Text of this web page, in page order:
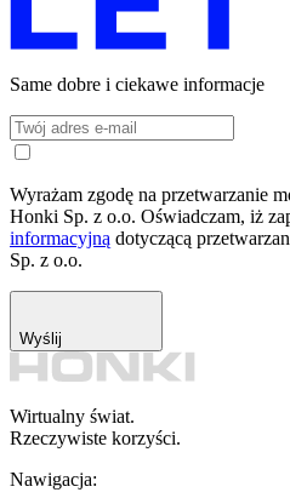
Same dobre i ciekawe informacje
Wyrażam zgodę na przetwarzanie
Honki Sp. z o.o. Oświadczam, iż
informacyjną dotyczącą
Sp. z o.o.
Wyślij
Wirtualny świat.
Rzeczywiste korzyści.
Nawigacja: